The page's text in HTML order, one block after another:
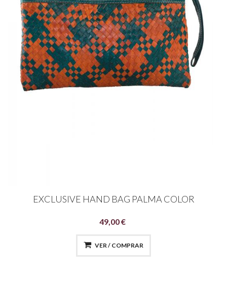
EXCLUSIVE HAND BAG PALMA COLOR
49,00 €
VER / COMPRAR